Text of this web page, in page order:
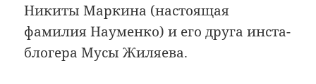
Никиты Маркина (настоящая
фамилия Науменко) и его друга инста-
блогера Мусы Жиляева.